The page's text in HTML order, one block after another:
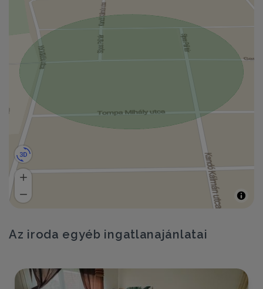
Az iroda egyéb ingatlanajánlatai